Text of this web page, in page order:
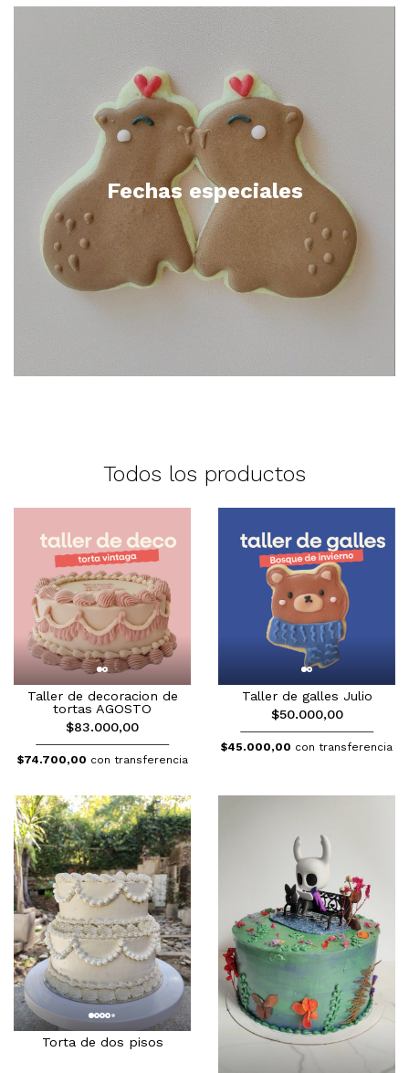
Fechas especiales
Todos los productos
Taller de decoracion de
tortas AGOSTO
$83.000,00
$74.700,00 con transferencia
Taller de galles Julio
$50.000,00
$45.000,00 con transferencia
Torta de dos pisos